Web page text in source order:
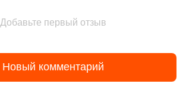
Добавьте первый отзыв
Новый комментарий